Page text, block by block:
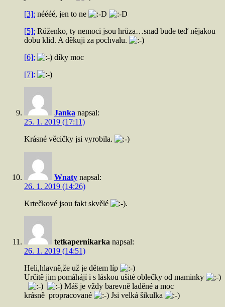
[3]: néééé, jen to ne
[5]: Růženko, ty nemoci jsou hrůza…snad bude teď nějakou
dobu klid. A děkuji za pochvalu.
[6]:
díky moc
[7]:
Janka napsal:
25. 1. 2019 (17:11)
Krásné věcičky jsi vyrobila.
Wnaty napsal:
26. 1. 2019 (14:26)
Krtečkové jsou fakt skvělé
.
tetkapernikarka napsal:
26. 1. 2019 (14:51)
Heli,hlavně,že už je dětem líp
Určitě jim pomáhájí i s láskou ušité oblečky od maminky
Máš je vždy barevně laděné a moc
krásně propracované
Jsi velká šikulka